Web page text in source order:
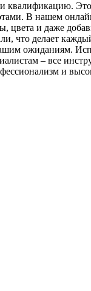
квалификацию.
В нашем
цвета и даже
что делает
ожиданиям.
– все
и